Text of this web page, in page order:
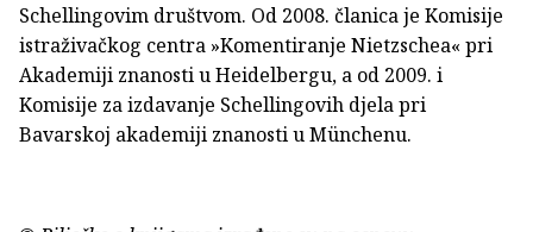
Schellingovim društvom. Od 2008. članica je Komisije
istraživačkog centra »Komentiranje Nietzschea« pri
Akademiji znanosti u Heidelbergu, a od 2009. i
Komisije za izdavanje Schellingovih djela pri
Bavarskoj akademiji znanosti u Münchenu.